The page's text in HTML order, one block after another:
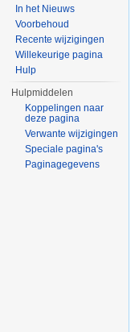
In het Nieuws
Voorbehoud
Recente wijzigingen
Willekeurige pagina
Hulp
Hulpmiddelen
Koppelingen naar
deze pagina
Verwante wijzigingen
Speciale pagina's
Paginagegevens